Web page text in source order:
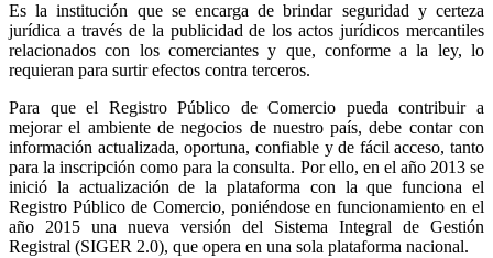
Es la institución que se encarga de brindar seguridad y certeza
jurídica a través de la publicidad de los actos jurídicos mercantiles
relacionados con los comerciantes y que, conforme a la ley, lo
requieran para surtir efectos contra terceros.
Para que el Registro Público de Comercio pueda contribuir a
mejorar el ambiente de negocios de nuestro país, debe contar con
información actualizada, oportuna, confiable y de fácil acceso, tanto
para la inscripción como para la consulta. Por ello, en el año 2013 se
inició la actualización de la plataforma con la que funciona el
Registro Público de Comercio, poniéndose en funcionamiento en el
año 2015 una nueva versión del Sistema Integral de Gestión
Registral (SIGER 2.0), que opera en una sola plataforma nacional.